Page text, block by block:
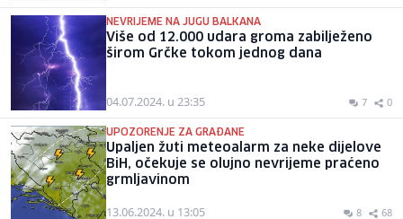
NEVRIJEME NA JUGU BALKANA
Više od 12.000 udara groma zabilježeno
širom Grčke tokom jednog dana
04.07.2024. u 23:35 7 0
UPOZORENJE ZA GRAĐANE
Upaljen žuti meteoalarm za neke dijelove
BiH, očekuje se olujno nevrijeme praćeno
grmljavinom
13.06.2024. u 13:05 8 68